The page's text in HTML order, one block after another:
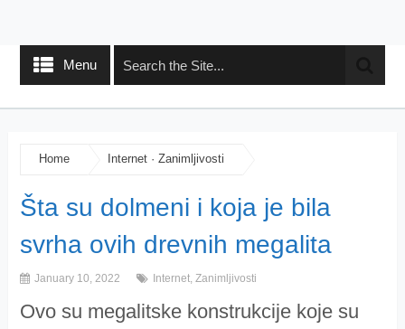
Menu
Home Internet· Zanimljivosti
Šta su dolmeni i koja je bila
svrha ovih drevnih megalita
January 10, 2022 Internet, Zanimljivosti
Ovo su megalitske konstrukcije koje su